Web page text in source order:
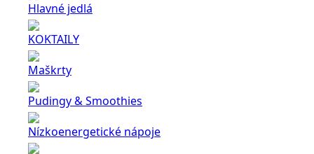
Hlavné jedlá
KOKTAILY
Maškrty
Pudingy & Smoothies
Nízkoenergetické nápoje